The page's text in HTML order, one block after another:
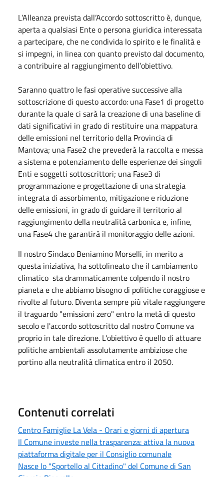
L’Alleanza prevista dall’Accordo sottoscritto è, dunque,
aperta a qualsiasi Ente o persona giuridica interessata
a partecipare, che ne condivida lo spirito e le finalità e
si impegni, in linea con quanto previsto dal documento,
a contribuire al raggiungimento dell’obiettivo.
Saranno quattro le fasi operative successive alla
sottoscrizione di questo accordo: una Fase1 di progetto
durante la quale ci sarà la creazione di una baseline di
dati significativi in grado di restituire una mappatura
delle emissioni nel territorio della Provincia di
Mantova; una Fase2 che prevederà la raccolta e messa
a sistema e potenziamento delle esperienze dei singoli
Enti e soggetti sottoscrittori; una Fase3 di
programmazione e progettazione di una strategia
integrata di assorbimento, mitigazione e riduzione
delle emissioni, in grado di guidare il territorio al
raggiungimento della neutralità carbonica e, infine,
una Fase4 che garantirà il monitoraggio delle azioni.
Il nostro Sindaco Beniamino Morselli, in merito a
questa iniziativa, ha sottolineato che il cambiamento
climatico sta drammaticamente colpendo il nostro
pianeta e che abbiamo bisogno di politiche coraggiose e
rivolte al futuro. Diventa sempre più vitale raggiungere
il traguardo "emissioni zero" entro la metà di questo
secolo e l'accordo sottoscritto dal nostro Comune va
proprio in tale direzione. L'obiettivo é quello di attuare
politiche ambientali assolutamente ambiziose che
portino alla neutralità climatica entro il 2050.
Contenuti correlati
Centro Famiglie La Vela - Orari e giorni di apertura
Il Comune investe nella trasparenza: attiva la nuova
piattaforma digitale per il Consiglio comunale
Nasce lo "Sportello al Cittadino" del Comune di San